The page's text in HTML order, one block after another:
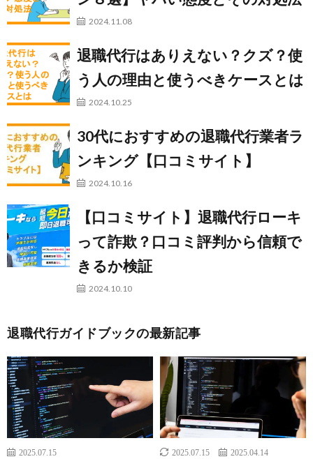
2024.11.08
退職代行はありえない？クズ？使
う人の理由と使うべきケースとは
2024.10.25
30代におすすめの退職代行業者ラ
ンキング【口コミサイト】
2024.10.16
【口コミサイト】退職代行ローキ
って詐欺？口コミ評判から信頼で
きるか検証
2024.10.10
退職代行ガイドブックの最新記事
2025.07.15 2025.07.15
2025.04.14